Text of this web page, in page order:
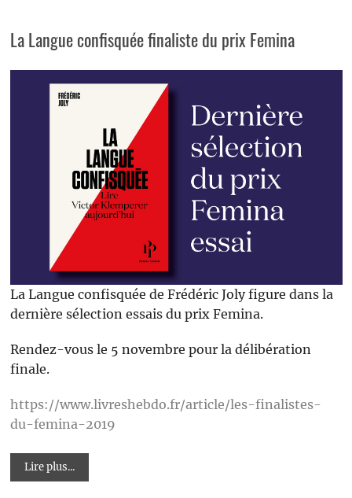
La Langue confisquée finaliste du prix Femina
La Langue confisquée de Frédéric Joly figure dans la
dernière sélection essais du prix Femina.
Rendez-vous le 5 novembre pour la délibération
finale.
https://www.livreshebdo.fr/article/les-finalistes-
du-femina-2019
Lire plus...